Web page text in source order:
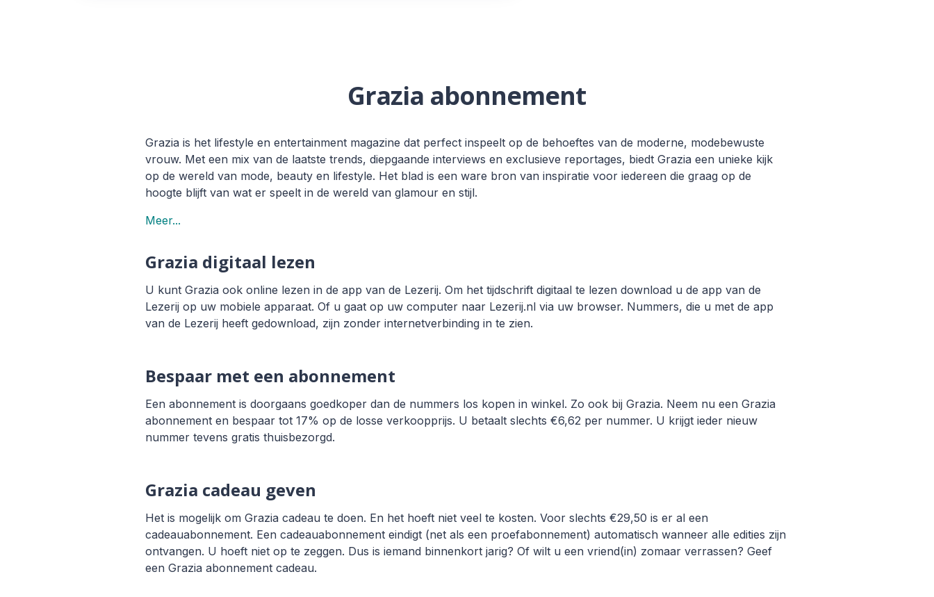
Grazia abonnement
Grazia is het lifestyle en entertainment magazine dat perfect inspeelt op de behoeftes van de moderne, modebewuste
vrouw. Met een mix van de laatste trends, diepgaande interviews en exclusieve reportages, biedt Grazia een unieke kijk
op de wereld van mode, beauty en lifestyle. Het blad is een ware bron van inspiratie voor iedereen die graag op de
hoogte blijft van wat er speelt in de wereld van glamour en stijl.
Meer...
Grazia digitaal lezen
U kunt Grazia ook online lezen in de app van de Lezerij. Om het tijdschrift digitaal te lezen download u de app van de
Lezerij op uw mobiele apparaat. Of u gaat op uw computer naar Lezerij.nl via uw browser. Nummers, die u met de app
van de Lezerij heeft gedownload, zijn zonder internetverbinding in te zien.
Bespaar met een abonnement
Een abonnement is doorgaans goedkoper dan de nummers los kopen in winkel. Zo ook bij Grazia. Neem nu een Grazia
abonnement en bespaar tot 17% op de losse verkoopprijs. U betaalt slechts €6,62 per nummer. U krijgt ieder nieuw
nummer tevens gratis thuisbezorgd.
Grazia cadeau geven
Het is mogelijk om Grazia cadeau te doen. En het hoeft niet veel te kosten. Voor slechts €29,50 is er al een
cadeauabonnement. Een cadeauabonnement eindigt (net als een proefabonnement) automatisch wanneer alle edities zijn
ontvangen. U hoeft niet op te zeggen. Dus is iemand binnenkort jarig? Of wilt u een vriend(in) zomaar verrassen? Geef
een Grazia abonnement cadeau.